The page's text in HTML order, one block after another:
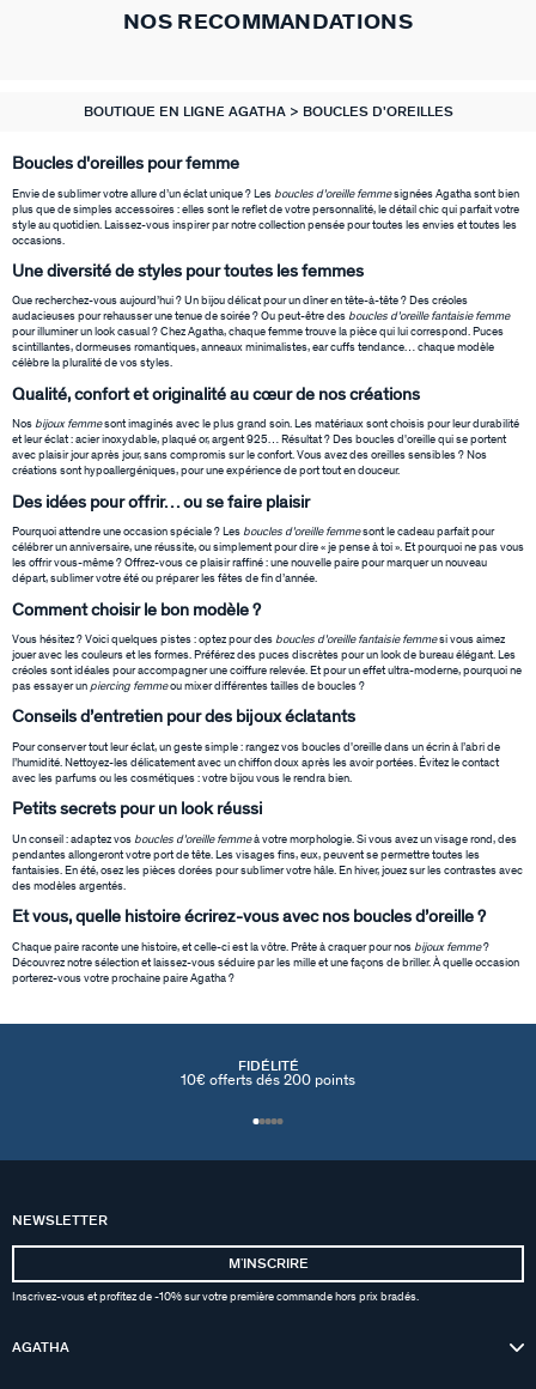
NOS RECOMMANDATIONS
BOUTIQUE EN LIGNE AGATHA BOUCLES D'OREILLES
Boucles d'oreilles pour femme
Envie de sublimer votre allure d’un éclat unique ? Les boucles d'oreille femmesignées Agatha sont bien
plus que de simples accessoires : elles sont le reflet de votre personnalité, le détail chic qui parfait votre
style au quotidien. Laissez-vous inspirer par notre collection pensée pour toutes les envies et toutes les
occasions.
Une diversité de styles pour toutes les femmes
Que recherchez-vous aujourd’hui ? Un bijou délicat pour un dîner en tête-à-tête ? Des créoles
audacieuses pour rehausser une tenue de soirée ? Ou peut-être des boucles d'oreille fantaisie femme
pour illuminer un look casual ? Chez Agatha, chaque femme trouve la pièce qui lui correspond. Puces
scintillantes, dormeuses romantiques, anneaux minimalistes, ear cuffs tendance… chaque modèle
célèbre la pluralité de vos styles.
Qualité, confort et originalité au cœur de nos créations
Nos bijoux femmesont imaginés avec le plus grand soin. Les matériaux sont choisis pour leur durabilité
et leur éclat : acier inoxydable, plaqué or, argent 925… Résultat ? Des boucles d'oreille qui se portent
avec plaisir jour après jour, sans compromis sur le confort. Vous avez des oreilles sensibles ? Nos
créations sont hypoallergéniques, pour une expérience de port tout en douceur.
Des idées pour offrir… ou se faire plaisir
Pourquoi attendre une occasion spéciale ? Les boucles d'oreille femmesont le cadeau parfait pour
célébrer un anniversaire, une réussite, ou simplement pour dire « je pense à toi ». Et pourquoi ne pas vous
les offrir vous-même ? Offrez-vous ce plaisir raffiné : une nouvelle paire pour marquer un nouveau
départ, sublimer votre été ou préparer les fêtes de fin d’année.
Comment choisir le bon modèle ?
Vous hésitez ? Voici quelques pistes : optez pour des boucles d'oreille fantaisie femmesi vous aimez
jouer avec les couleurs et les formes. Préférez des puces discrètes pour un look de bureau élégant. Les
créoles sont idéales pour accompagner une coiffure relevée. Et pour un effet ultra-moderne, pourquoi ne
pas essayer un piercing femmeou mixer différentes tailles de boucles ?
Conseils d’entretien pour des bijoux éclatants
Pour conserver tout leur éclat, un geste simple : rangez vos boucles d'oreille dans un écrin à l’abri de
l’humidité. Nettoyez-les délicatement avec un chiffon doux après les avoir portées. Évitez le contact
avec les parfums ou les cosmétiques : votre bijou vous le rendra bien.
Petits secrets pour un look réussi
Un conseil : adaptez vos boucles d'oreille femmeà votre morphologie. Si vous avez un visage rond, des
pendantes allongeront votre port de tête. Les visages fins, eux, peuvent se permettre toutes les
fantaisies. En été, osez les pièces dorées pour sublimer votre hâle. En hiver, jouez sur les contrastes avec
des modèles argentés.
Et vous, quelle histoire écrirez-vous avec nos boucles d’oreille ?
Chaque paire raconte une histoire, et celle-ci est la vôtre. Prête à craquer pour nos bijoux femme?
Découvrez notre sélection et laissez-vous séduire par les mille et une façons de briller. À quelle occasion
porterez-vous votre prochaine paire Agatha ?
FIDÉLITÉ
10€ offerts dés 200 points
NEWSLETTER
MʼINSCRIRE
Inscrivez-vous et profitez de -10% sur votre première commande hors prix bradés.
AGATHA